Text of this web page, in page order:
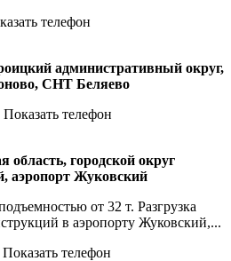
телефон
административный округ,
СНТ Беляево
Показать телефон
область, городской округ
аэропорт Жуковский
от 32 т. Разгрузка
в аэропорту Жуковский,...
Показать телефон